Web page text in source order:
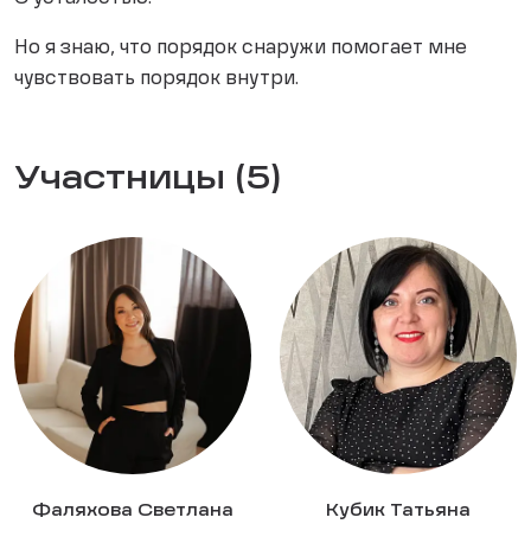
Но я знаю, что порядок снаружи помогает мне
чувствовать порядок внутри.
Участницы (5)
Фаляхова Светлана Кубик Татьяна